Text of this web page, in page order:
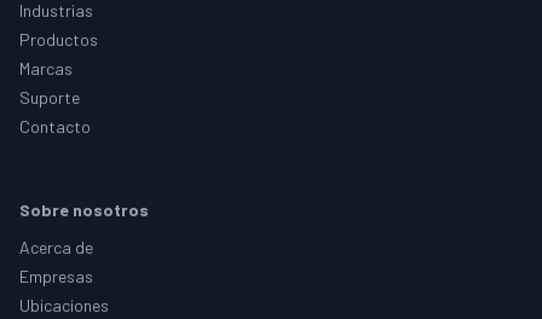
Industrias
Productos
Marcas
Suporte
Contacto
Sobre nosotros
Acerca de
Empresas
Ubicaciones